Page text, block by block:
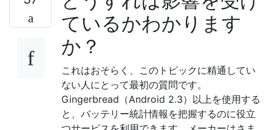
ているかわかります
か？
これはおそらく、このトピックに精通してい
ない人にとって最初の質問です。
Gingerbread（Android 2.3）以上を使用する
と、バッテリー統計情報を把握するのに役立